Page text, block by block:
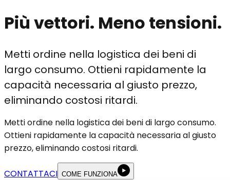
Più vettori. Meno tensioni.
Metti ordine nella logistica dei beni di
largo consumo. Ottieni rapidamente la
capacità necessaria al giusto prezzo,
eliminando costosi ritardi.
Metti ordine nella logistica dei beni di largo consumo.
Ottieni rapidamente la capacità necessaria al giusto
prezzo, eliminando costosi ritardi.
CONTATTACI COME FUNZIONA